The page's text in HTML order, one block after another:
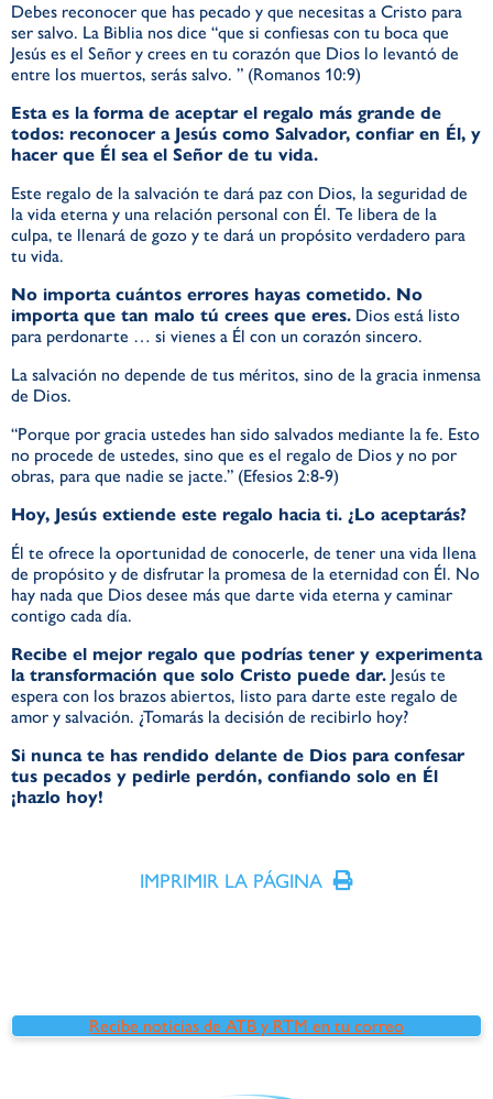
Debes reconocer que has pecado y que necesitas a Cristo para
ser salvo. La Biblia nos dice “que si confiesas con tu boca que
Jesús es el Señor y crees en tu corazón que Dios lo levantó de
entre los muertos, serás salvo. ” (Romanos 10:9)
Esta es la forma de aceptar el regalo más grande de
todos: reconocer a Jesús como Salvador, confiar en Él, y
hacer que Él sea el Señor de tu vida.
Este regalo de la salvación te dará paz con Dios, la seguridad de
la vida eterna y una relación personal con Él. Te libera de la
culpa, te llenará de gozo y te dará un propósito verdadero para
tu vida.
No importa cuántos errores hayas cometido. No
importa que tan malo tú crees que eres. Dios está listo
para perdonarte … si vienes a Él con un corazón sincero.
La salvación no depende de tus méritos, sino de la gracia inmensa
de Dios.
“Porque por gracia ustedes han sido salvados mediante la fe. Esto
no procede de ustedes, sino que es el regalo de Dios y no por
obras, para que nadie se jacte.” (Efesios 2:8-9)
Hoy, Jesús extiende este regalo hacia ti. ¿Lo aceptarás?
Él te ofrece la oportunidad de conocerle, de tener una vida llena
de propósito y de disfrutar la promesa de la eternidad con Él. No
hay nada que Dios desee más que darte vida eterna y caminar
contigo cada día.
Recibe el mejor regalo que podrías tener y experimenta
la transformación que solo Cristo puede dar. Jesús te
espera con los brazos abiertos, listo para darte este regalo de
amor y salvación. ¿Tomarás la decisión de recibirlo hoy?
Si nunca te has rendido delante de Dios para confesar
tus pecados y pedirle perdón, confiando solo en Él
¡hazlo hoy!
IMPRIMIR LA PÁGINA
Recibe noticias de ATB y RTM en tu correo